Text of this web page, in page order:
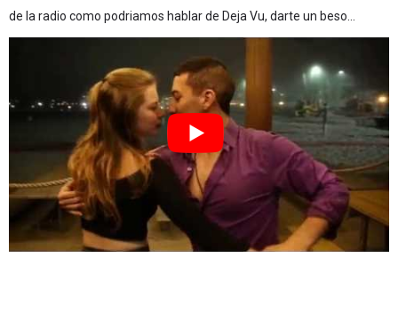
de la radio como podriamos hablar de Deja Vu, darte un beso…